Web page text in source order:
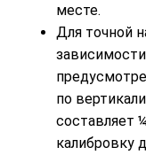
месте.
Для точной
по
составляет
калибровку